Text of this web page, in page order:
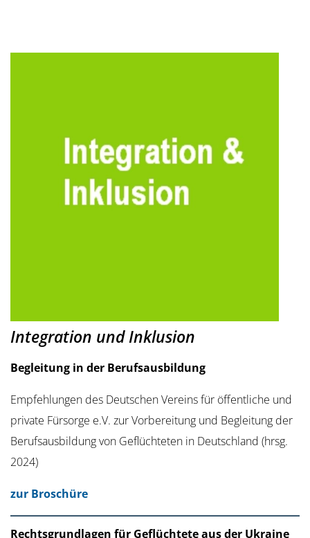
Integration und Inklusion
Begleitung in der Berufsausbildung
Empfehlungen des Deutschen Vereins für öffentliche und
private Fürsorge e.V. zur Vorbereitung und Begleitung der
Berufsausbildung von Geflüchteten in Deutschland (hrsg.
2024)
zur Broschüre
Rechtsgrundlagen für Geflüchtete aus der Ukraine